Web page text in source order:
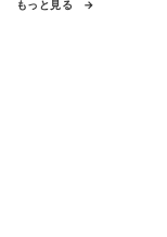
もっと見る